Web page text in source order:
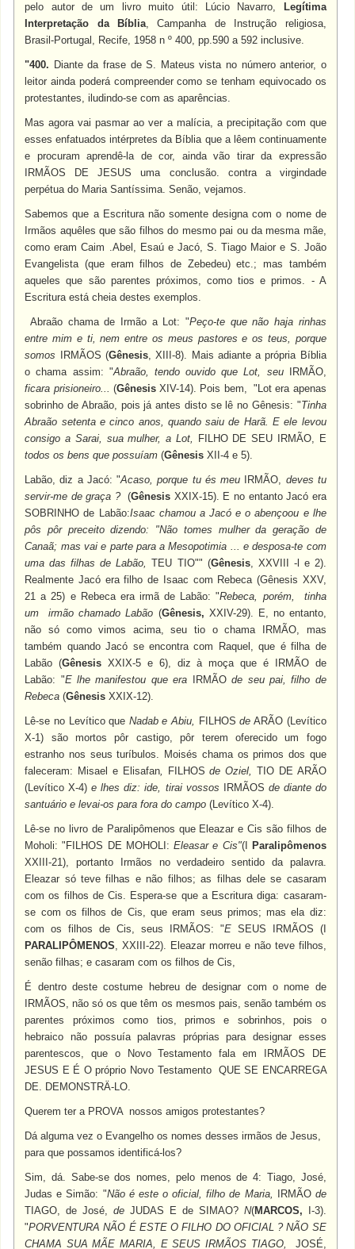
pelo autor de um livro muito útil: Lúcio Navarro,
Legítima
Interpretação da Bíblia , Campanha de Instrução religiosa,
Brasil-Portugal, Recife, 1958 n º 400, pp.590 a 592 inclusive.
"400. Diante da frase de S. Mateus vista no número anterior, o
leitor ainda poderá compreender como se tenham equivocado os
protestantes, iludindo-se com as aparências.
Mas agora vai pasmar ao ver a malícia, a precipitação com que
esses enfatuados intérpretes da Bíblia que a lêem continuamente
e procuram aprendê-la de cor, ainda vão tirar da expressão
IRMÃOS DE JESUSuma conclusão. contra a virgindade
perpétua do Maria Santíssima. Senão, vejamos.
Sabemos que a Escritura não somente designa com o nome de
Irmãos aquêles que são filhos do mesmo pai ou da mesma mãe,
como eram Caim .Abel, Esaú e Jacó, S. Tiago Maior e S. João
Evangelista (que eram filhos de Zebedeu) etc.; mas também
aqueles que são parentes próximos, como tios e primos. - A
Escritura está cheia destes exemplos.
Abraão chama de Irmão a Lot: "Peço-te que não haja rinhas
entre mim e ti, nem entre os meus pastores e os teus, porque
somos
IRMÃOS (Gênesis, XIII-8). Mais adiante a própria Bíblia
o chama assim: "Abraão, tendo ouvido que Lot, seu
IRMÃO,
ficara prisioneiro...
(GênesisXIV-14). Pois bem, "Lot era apenas
sobrinho de Abraão, pois já antes disto se lê no Gênesis: "Tinha
Abraão setenta e cinco anos, quando saiu de Harã. E ele levou
consigo a Sarai, sua mulher, a Lot,
FILHO DE SEU IRMÃO, E
todos os bens que possuíam (Gênesis XII-4 e 5).
Labão, diz a Jacó: "Acaso, porque tu és meu IRMÃO, deves tu
servir-me de graça ?(Gênesis XXIX-15). E no entanto Jacó era
SOBRINHOde Labão:Isaac chamou a Jacó e o abençoou e lhe
pôs pôr preceito dizendo: "Não tomes mulher da geração de
Canaã; mas vai e parte para a Mesopotimia ... e desposa-te com
uma das filhas de Labão,
TEU TIO"" (Gênesis, XXVIII -l e 2).
Realmente Jacó era filho de Isaac com Rebeca (Gênesis XXV,
21 a 25) e Rebeca era irmã de Labão: "Rebeca, porém, tinha
um irmão chamado Labão (Gênesis, XXIV-29). E, no entanto,
não só como vimos acima, seu tio o chama
IRMÃO, mas
também quando Jacó se encontra com Raquel, que é filha de
Labão (Gênesis XXIX-5 e 6), diz à moça que é IRMÃO de
Labão: "E lhe manifestou que era IRMÃOde seu pai, filho de
Rebeca (Gênesis XXIX-12).
Lê-se no Levítico que Nadab e Abiu, FILHOSde ARÃO (Levítico
X-1) são mortos pôr castigo, pôr terem oferecido um fogo
estranho nos seus turíbulos. Moisés chama os primos dos que
faleceram: Misael e Elisafan, FILHOSde Oziel,
TIO DE ARÃO
(Levítico X-4)e lhes diz: ide, tirai vossos IRMÃOS de diante do
santuário e levai-os para fora do campo (Levítico X-4).
Lê-se no livro de Paralipômenos que Eleazar e Cis são filhos de
Moholi: " FILHOS DE MOHOLI:Eleasar e Cis"(I
Paralipômenos
XXIII-21), portanto Irmãos no verdadeiro sentido da palavra.
Eleazar só teve filhas e não filhos; as filhas dele se casaram
com os filhos de Cis. Espera-se que a Escritura diga: casaram-
se com os filhos de Cis, que eram seus primos; mas ela diz:
com os filhos de Cis, seus
IRMÃOS: "E SEUS IRMÃOS (I
PARALIPÔMENOS , XXIII-22).
Eleazar morreu e não teve filhos,
senão filhas; e casaram com os filhos de Cis,
É dentro deste costume hebreu de designar com o nome de
IRMÃOS,não só os que têm os mesmos pais, senão também os
parentes próximos como tios, primos e sobrinhos, pois o
hebraico não possuía palavras próprias para designar esses
parentescos, que o Novo Testamento fala em
IRMÃOS DE
JESUS E É Opróprio Novo Testamento QUE SE ENCARREGA
DE.
DEMONSTRÄ-LO.
Querem ter a PROVA nossos amigos protestantes?
Dá alguma vez o Evangelho os nomes desses irmãos de Jesus,
para que possamos identificá-los?
Sim, dá. Sabe-se dos nomes, pelo menos de 4: Tiago, José,
Judas e Simão: "Não é este o oficial, filho de Maria, IRMÃO de
TIAGO,de José,de JUDAS E de SIMAO? N(MARCOS,
I-3).
"PORVENTURA NÃO É ESTE O FILHO DO OFICIAL ? NÃO SE
CHAMA SUA MÃE MARIA, E SEUS IRMÃOS TIAGO,
JOSÉ,